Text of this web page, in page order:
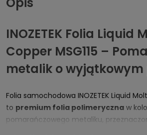
INOZETEK Folia Liquid
Copper MSG115 –
metalik o wyjątkowym
Folia samochodowa INOZETEK Liquid
to premium folia polimeryczna w
pomarańczowego metaliku,